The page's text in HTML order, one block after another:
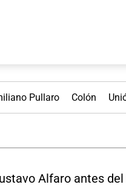
Pullaro Colón
Alfaro antes